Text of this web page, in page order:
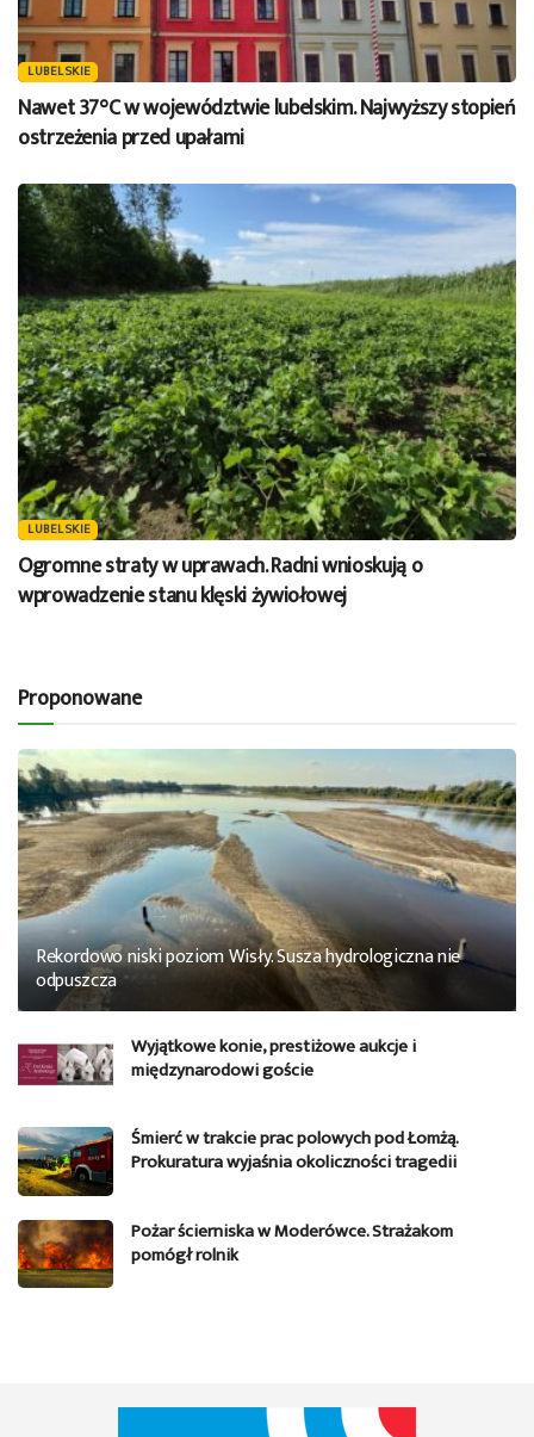
LUBELSKIE
Nawet 37°C w województwie lubelskim. Najwyższy stopień
ostrzeżenia przed upałami
LUBELSKIE
Ogromne straty w uprawach. Radni wnioskują o
wprowadzenie stanu klęski żywiołowej
Proponowane
Rekordowo niski poziom Wisły. Susza hydrologiczna nie
odpuszcza
Wyjątkowe konie, prestiżowe aukcje i
międzynarodowi goście
Śmierć w trakcie prac polowych pod Łomżą.
Prokuratura wyjaśnia okoliczności tragedii
Pożar ścierniska w Moderówce. Strażakom
pomógł rolnik